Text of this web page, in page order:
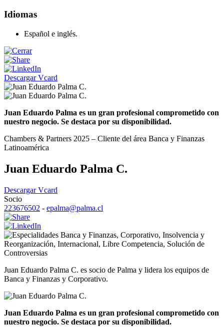
Idiomas
Español e inglés.
Descargar Vcard
Juan Eduardo Palma es un gran profesional comprometido con
nuestro negocio. Se destaca por su disponibilidad.
Chambers & Partners 2025 – Cliente del área Banca y Finanzas
Latinoamérica
Juan Eduardo Palma C.
Descargar Vcard
Socio
223676502 - epalma@palma.cl
Banca y Finanzas, Corporativo, Insolvencia y
Reorganización, Internacional, Libre Competencia, Solución de
Controversias
Juan Eduardo Palma C. es socio de Palma y lidera los equipos de
Banca y Finanzas y Corporativo.
Juan Eduardo Palma es un gran profesional comprometido con
nuestro negocio. Se destaca por su disponibilidad.